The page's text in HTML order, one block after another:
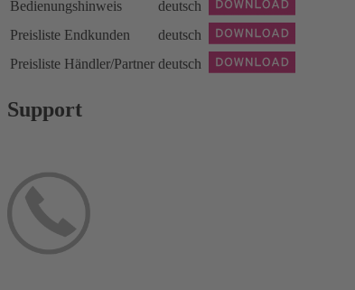
Bedienungshinweis
deutsch
Preisliste Endkunden
deutsch
Preisliste Händler/Partner deutsch
Support